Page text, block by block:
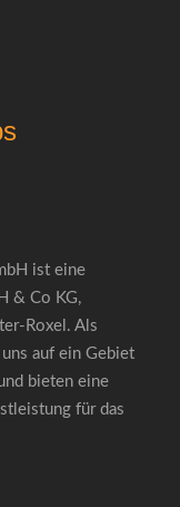
ist eine
& Co KG,
Roxel. Als
auf ein Gebiet
bieten eine
für das